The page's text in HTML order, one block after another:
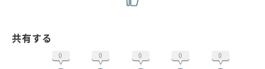
共有する
0 0 0 0 0